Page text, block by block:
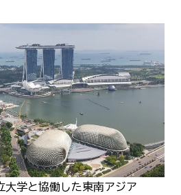
大学と協働した東南アジア